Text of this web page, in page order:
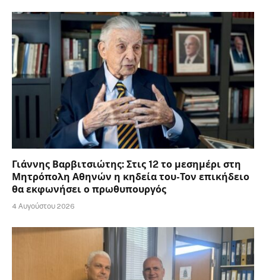
Γιάννης Βαρβιτσιώτης: Στις 12 το μεσημέρι στη
Μητρόπολη Αθηνών η κηδεία του-Τον επικήδειο
θα εκφωνήσει ο πρωθυπουργός
4 Αυγούστου 2026